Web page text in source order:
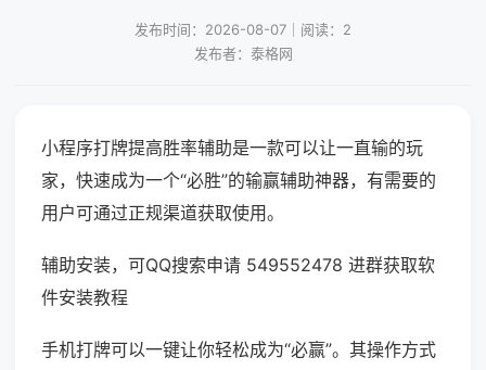
发布时间：2026-08-07｜阅读：2
发布者：泰格网
小程序打牌提高胜率辅助是一款可以让一直输的玩
家，快速成为一个“必胜”的输赢辅助神器，有需要的
用户可通过正规渠道获取使用。
辅助安装，可QQ搜索申请 549552478 进群获取软
件安装教程
手机打牌可以一键让你轻松成为“必赢”。其操作方式